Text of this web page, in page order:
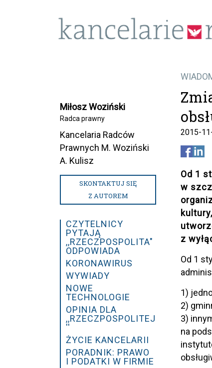
2015-
Od 1
w
z
Od 1
1)
2)
3)
na
Miłosz Woziński
Radca prawny
Kancelaria Radców
Prawnych M. Woziński
A. Kulisz
SKONTAKTUJ SIĘ
Z AUTOREM
CZYTELNICY
PYTAJĄ
,,RZECZPOSPOLITA"
ODPOWIADA
KORONAWIRUS
WYWIADY
NOWE
TECHNOLOGIE
OPINIA DLA
,,RZECZPOSPOLITEJ
''
ŻYCIE KANCELARII
PORADNIK: PRAWO
I PODATKI W FIRMIE